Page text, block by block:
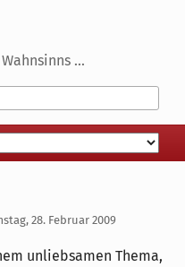
...
28. Februar 2009
unliebsamen Thema,